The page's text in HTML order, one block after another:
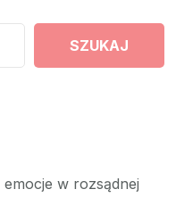
SZUKAJ
w rozsądnej